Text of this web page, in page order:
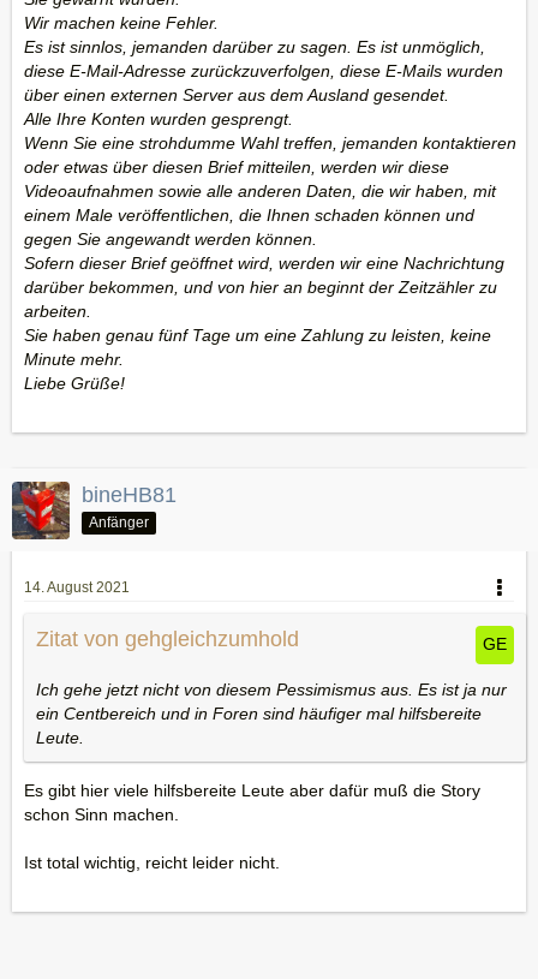
Wir machen keine Fehler.
Es ist sinnlos, jemanden darüber zu sagen. Es ist unmöglich,
diese E-Mail-Adresse zurückzuverfolgen, diese E-Mails wurden
über einen externen Server aus dem Ausland gesendet.
Alle Ihre Konten wurden gesprengt.
Wenn Sie eine strohdumme Wahl treffen, jemanden kontaktieren
oder etwas über diesen Brief mitteilen, werden wir diese
Videoaufnahmen sowie alle anderen Daten, die wir haben, mit
einem Male veröffentlichen, die Ihnen schaden können und
gegen Sie angewandt werden können.
Sofern dieser Brief geöffnet wird, werden wir eine Nachrichtung
darüber bekommen, und von hier an beginnt der Zeitzähler zu
arbeiten.
Sie haben genau fünf Tage um eine Zahlung zu leisten, keine
Minute mehr.
Liebe Grüße!
bineHB81
Anfänger
14. August 2021
Zitat von gehgleichzumhold
Ich gehe jetzt nicht von diesem Pessimismus aus. Es ist ja nur
ein Centbereich und in Foren sind häufiger mal hilfsbereite
Leute.
Es gibt hier viele hilfsbereite Leute aber dafür muß die Story
schon Sinn machen.
Ist total wichtig, reicht leider nicht.